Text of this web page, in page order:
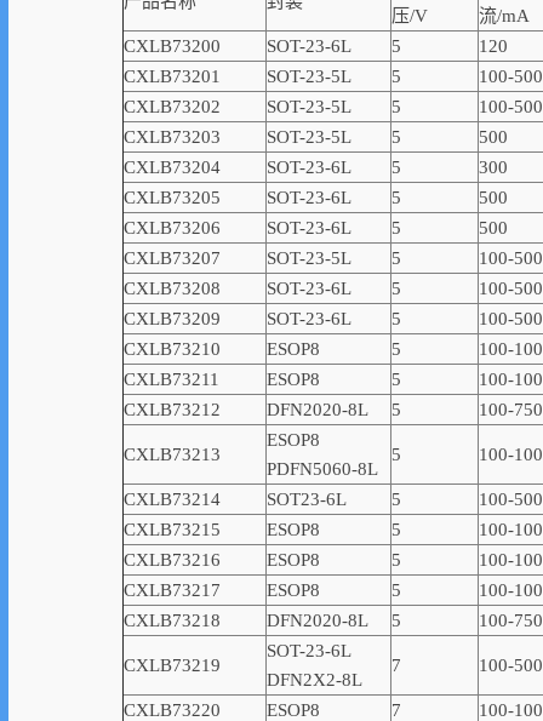
压/V
流/mA
CXLB73200
SOT-23-6L 5
120
CXLB73201
SOT-23-5L 5
100-500
CXLB73202
SOT-23-5L 5
100-500
CXLB73203
SOT-23-5L 5
500
CXLB73204
SOT-23-6L 5
300
CXLB73205
SOT-23-6L 5
500
CXLB73206
SOT-23-6L 5
500
CXLB73207
SOT-23-5L 5
100-500
CXLB73208
SOT-23-6L 5
100-500
CXLB73209
SOT-23-6L 5
100-500
CXLB73210
ESOP8 5
100-
CXLB73211
ESOP8 5
100-
CXLB73212
DFN2020-8L 5 100-750
CXLB73213
ESOP8
PDFN5060-8L
5 100-
CXLB73214 SOT23-6L 5
100-500
CXLB73215
ESOP8 5
100-
CXLB73216
ESOP8 5
100-
CXLB73217
ESOP8 5
100-
CXLB73218
DFN2020-8L 5 100-750
CXLB73219
SOT-23-6L
DFN2X2-8L
7 100-500
CXLB73220 ESOP8 7
100-